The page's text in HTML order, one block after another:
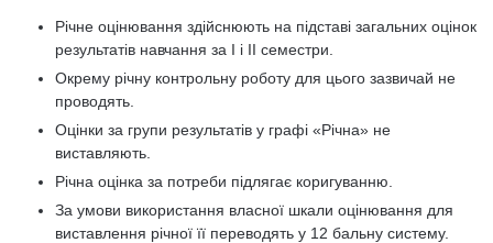
Річне оцінювання здійснюють на підставі загальних оцінок
результатів навчання за І і ІІ семестри.
Окрему річну контрольну роботу для цього зазвичай не
проводять.
Оцінки за групи результатів у графі «Річна» не
виставляють.
Річна оцінка за потреби підлягає коригуванню.
За умови використання власної шкали оцінювання для
виставлення річної її переводять у 12 бальну систему.